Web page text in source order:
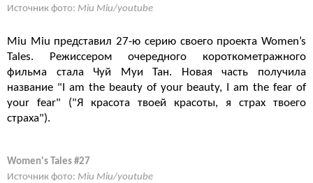
Источник фото: Miu Miu/youtube
Miu Miu представил 27-ю серию своего проекта Women’s
Tales. Режиссером очередного короткометражного
фильма стала Чуй Муи Тан. Новая часть получила
название "I am the beauty of your beauty, I am the fear of
your fear" ("Я красота твоей красоты, я страх твоего
страха").
Women's Tales #27
Источник фото: Miu Miu/youtube